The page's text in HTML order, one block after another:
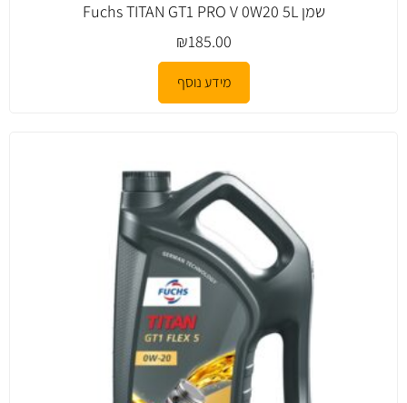
שמן Fuchs TITAN GT1 PRO V 0W20 5L
₪185.00
מידע נוסף